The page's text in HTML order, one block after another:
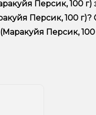
вигідні ціни та
Персик, 100 г)
Персик, 100 г) до
Персик, 100 г)?
враховуйте розмір,
ідеальний варіант.
Персик, 100